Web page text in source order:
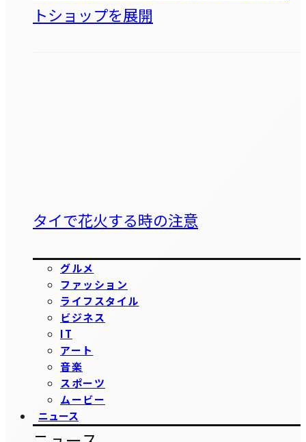
トショップを展開
タイで花火する時の注意
グルメ
ファッション
ライフスタイル
ビジネス
IT
アート
音楽
スポーツ
ムービー
ニュース